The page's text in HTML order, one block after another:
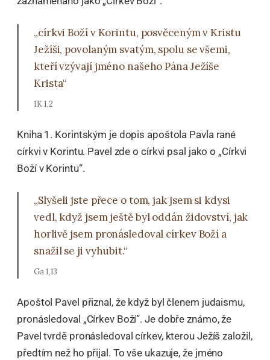
„církvi Boží v Korintu, posvěceným v Kristu
Ježíši, povolaným svatým, spolu se všemi,
kteří vzývají jméno našeho Pána Ježíše
Krista“
1K 1,2
Kniha 1. Korintským je dopis apoštola Pavla rané
církvi v Korintu. Pavel zde o církvi psal jako o „Církvi
Boží v Korintu“.
„Slyšeli jste přece o tom, jak jsem si kdysi
vedl, když jsem ještě byl oddán židovství, jak
horlivě jsem pronásledoval církev Boží a
snažil se ji vyhubit.“
Ga 1,13
Apoštol Pavel přiznal, že když byl členem judaismu,
pronásledoval „Církev Boží“. Je dobře známo, že
Pavel tvrdě pronásledoval církev, kterou Ježíš založil,
předtím než ho přijal. To vše ukazuje, že jméno